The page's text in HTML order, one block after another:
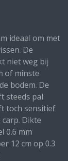
ideaal om met
De
niet weg bij
of minste
bodem. De
steeds pal
toch sensitief
Dikte
0.6 mm
12 cm op 0.3